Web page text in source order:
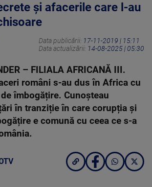
și afacerile care l-au
Data publicării: 17-11-2019 | 15:11
Data actualizării: 14-08-2025 | 05:30
– FILIALA AFRICANĂ III.
români s-au dus în Africa cu
îmbogățire. Cunoșteau
în tranziție în care corupția și
e comună cu ceea ce s-a